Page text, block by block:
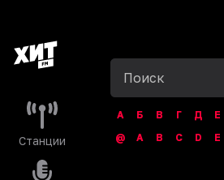
Станции
А Б В Г Д Е
@
A B C D E